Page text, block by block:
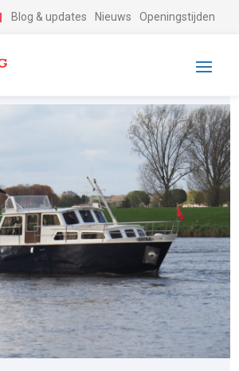
Blog & updates Nieuws Openingstijden